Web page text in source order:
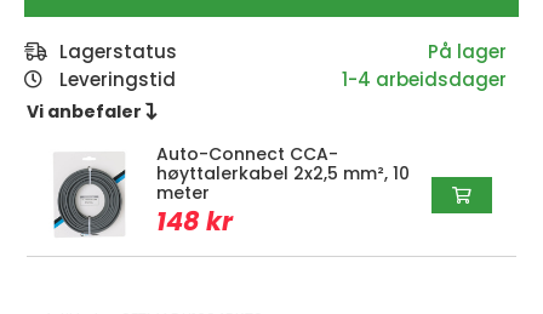
Lagerstatus
Leveringstid
1-4 arbeidsdager
Vi anbefaler 
Auto-Connect CCA-
høyttalerkabel 2x2,5 mm², 10
meter
148 kr